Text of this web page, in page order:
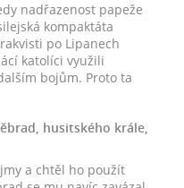
nadřazenost papeže
kompaktáta
po Lipanech
katolíci využili
bojům. Proto ta
husitského krále,
a chtěl ho použít